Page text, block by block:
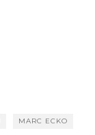
MARC ECKO